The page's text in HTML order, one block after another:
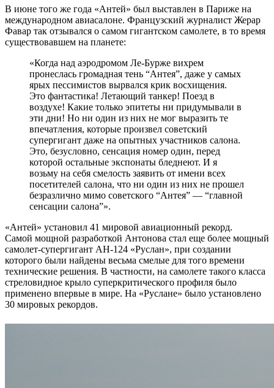
В июне того же года «Антей» был выставлен в Париже на
международном авиасалоне. Французский журналист Жерар
Фавар так отзывался о самом гигантском самолете, в то время
существовавшем на планете:
«Когда над аэродромом Ле-Бурже вихрем
пронеслась громадная тень “Антея”, даже у самых
ярых пессимистов вырвался крик восхищения.
Это фантастика! Летающий танкер! Поезд в
воздухе! Какие только эпитеты ни придумывали в
эти дни! Но ни один из них не мог выразить те
впечатления, которые произвел советский
супергигант даже на опытных участников салона.
Это, безусловно, сенсация номер один, перед
которой остальные экспонаты бледнеют. И я
возьму на себя смелость заявить от имени всех
посетителей салона, что ни один из них не прошел
безразлично мимо советского “Антея” — “главной
сенсации салона”».
«Антей» установил 41 мировой авиационный рекорд.
Самой мощной разработкой Антонова стал еще более мощный
самолет-супергигант АН-124 «Руслан», при создании
которого были найдены весьма смелые для того времени
технические решения. В частности, на самолете такого класса
стреловидное крыло суперкритического профиля было
применено впервые в мире. На «Руслане» было установлено
30 мировых рекордов.